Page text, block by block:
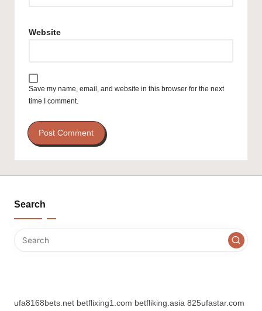
Website
Save my name, email, and website in this browser for the next
time I comment.
Search
ufa8168bets.net betflixing1.com betfliking.asia 825ufastar.com